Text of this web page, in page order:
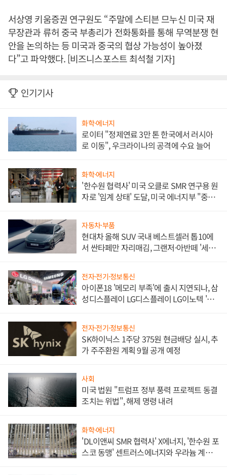
서상영 키움증권 연구원도 “주말에 스티븐 므누신 미국 재
무장관과 류허 중국 부총리가 전화통화를 통해 무역분쟁 현
안을 논의하는 등 미국과 중국의 협상 가능성이 높아졌
다”고 파악했다. [비즈니스포스트 최석철 기자]
인기기사
화학·에너지
로이터 "정제연료 3만 톤 한국에서 러시아
로 이동", 우크라이나의 공격에 수요 늘어
화학·에너지
'한수원 협력사' 미국 오클로 SMR 연구용 원
자로 '임계 상태' 도달, 미국 에너지부 "중요
자동차·부품
현대차 올해 SUV 국내 베스트셀러 톱10에
서 싼타페만 자리매김, 그랜저·아반떼 '세단
전자·전기·정보통신
아이폰18 '메모리 부족'에 출시 지연되나, 삼
성디스플레이 LG디스플레이 LG이노텍 '탈
전자·전기·정보통신
SK하이닉스 1주당 375원 현금배당 실시, 추
가 주주환원 계획 9월 공개 예정
사회
미국 법원 "트럼프 정부 풍력 프로젝트 동결
조치는 위법", 해제 명령 내려
화학·에너지
'DL이앤씨 SMR 협력사' X에너지, '한수원 포
스코 동맹' 센트러스에너지와 우라늄 계약